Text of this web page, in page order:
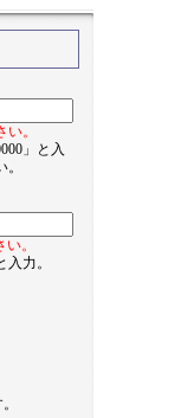
。
」と入
。
力。